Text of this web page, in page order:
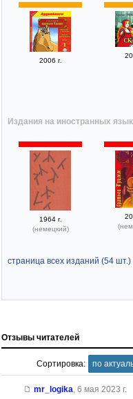
2006 г.
Издания на иностранных
1964 г.
(немецкий)
страница всех изданий (54 шт.)
Отзывы читателей
Сортировка: по
mr_logika, 6 мая 2023 г.